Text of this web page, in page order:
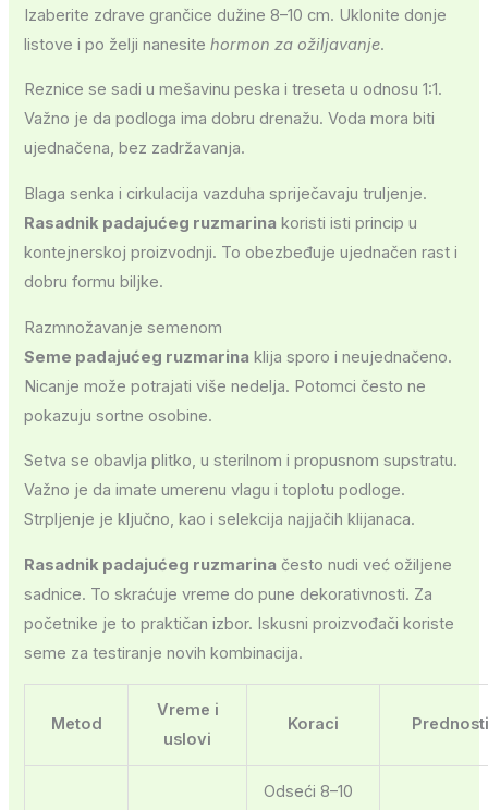
Izaberite zdrave grančice dužine 8–10 cm. Uklonite donje
listove i po želji nanesitehormon za ožiljavanje.
Reznice se sadi u mešavinu peska i treseta u odnosu 1:1.
Važno je da podloga ima dobru drenažu. Voda mora biti
ujednačena, bez zadržavanja.
Blaga senka i cirkulacija vazduha spriječavaju truljenje.
Rasadnik padajućeg ruzmarina koristi isti princip u
kontejnerskoj proizvodnji. To obezbeđuje ujednačen rast i
dobru formu biljke.
Razmnožavanje semenom
Seme padajućeg ruzmarina klija sporo i neujednačeno.
Nicanje može potrajati više nedelja. Potomci često ne
pokazuju sortne osobine.
Setva se obavlja plitko, u sterilnom i propusnom supstratu.
Važno je da imate umerenu vlagu i toplotu podloge.
Strpljenje je ključno, kao i selekcija najjačih klijanaca.
Rasadnik padajućeg ruzmarina često nudi već ožiljene
sadnice. To skraćuje vreme do pune dekorativnosti. Za
početnike je to praktičan izbor. Iskusni proizvođači koriste
seme za testiranje novih kombinacija.
Metod
Vreme i
uslovi
Koraci
Odseći 8–10